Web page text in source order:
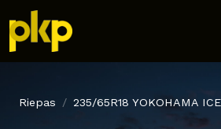
Riepas 235/65R18 YOKOHAMA